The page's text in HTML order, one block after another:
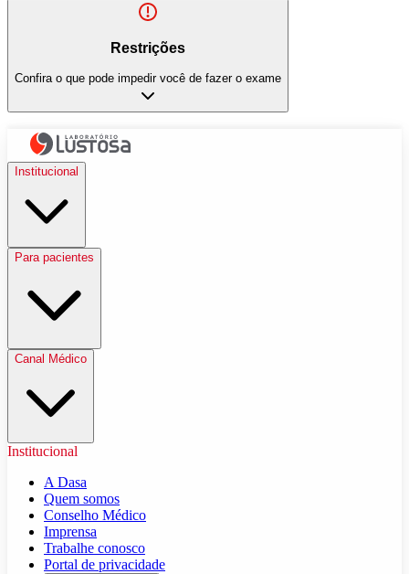
Restrições
Confira o que pode impedir você de fazer o exame
Institucional
Para pacientes
Canal Médico
Institucional
A Dasa
Quem somos
Conselho Médico
Imprensa
Trabalhe conosco
Portal de privacidade